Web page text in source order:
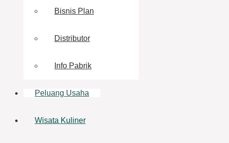
Bisnis Plan
Distributor
Info Pabrik
Peluang Usaha
Wisata Kuliner